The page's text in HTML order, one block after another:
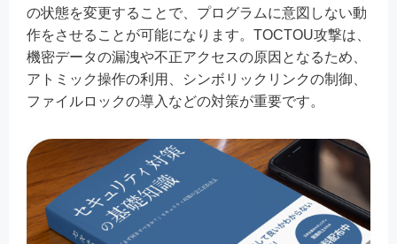
の状態を変更することで、プログラムに意図しない動
作をさせることが可能になります。TOCTOU攻撃は、
機密データの漏洩や不正アクセスの原因となるため、
アトミック操作の利用、シンボリックリンクの制御、
ファイルロックの導入などの対策が重要です。